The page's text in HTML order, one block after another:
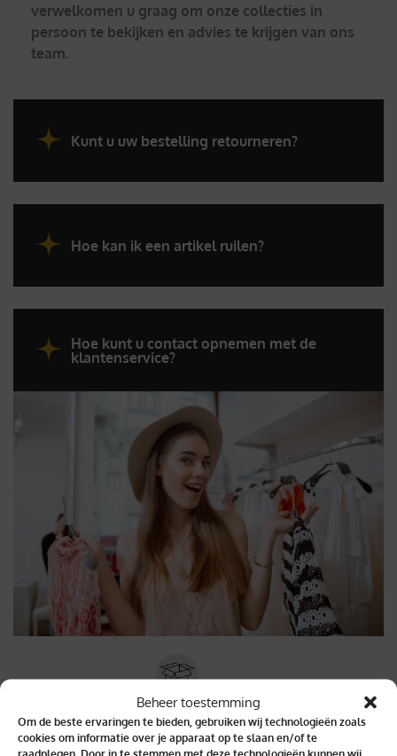
Beheer toestemming
Om de beste ervaringen te bieden, gebruiken wij technologieën zoals
cookies om informatie over je apparaat op te slaan en/of te
raadplegen. Door in te stemmen met deze technologieën kunnen wij
Binnen 2 dagen geleverd
verwelkomen u graag om onze collecties in
persoon te bekijken en advies te krijgen van ons
team.
Kunt u uw bestelling retourneren?
Hoe kan ik een artikel ruilen?
Hoe kunt u contact opnemen met de
klantenservice?